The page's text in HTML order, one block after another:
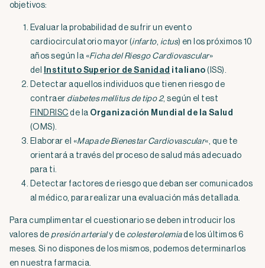
objetivos:
Evaluar la probabilidad de sufrir un evento
cardiocirculatorio mayor (infarto, ictus) en los próximos 10
años según la «Ficha del Riesgo Cardiovascular»
del
Instituto Superior de Sanidad italiano (ISS).
Detectar aquellos individuos que tienen riesgo de
contraer diabetes mellitus de tipo 2, según el test
FINDRISC de la Organización Mundial de la Salud
(OMS).
Elaborar el «Mapa de Bienestar Cardiovascular«, que te
orientará a través del proceso de salud más adecuado
para ti.
Detectar factores de riesgo que deban ser comunicados
al médico, para realizar una evaluación más detallada.
Para cumplimentar el cuestionario se deben introducir los
valores de presión arterialy de colesterolemiade los últimos 6
meses. Si no dispones de los mismos, podemos determinarlos
en nuestra farmacia.